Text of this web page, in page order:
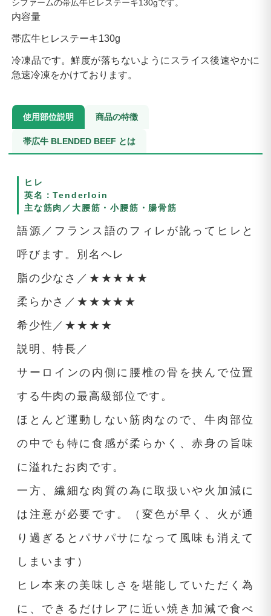
シファームの帯広牛ヒレステーキ130gです。
内容量
帯広牛ヒレステーキ130g
冷凍品です。鮮度が落ちないようにスライス後速やかに
急速冷凍をかけております。
使用部位説明 商品の特徴
帯広牛 BLENDED BEEF とは
ヒレ
英名：Tenderloin
主な筋肉／大腰筋・小腰筋・腸骨筋
語源／フランス語のフィレが訛ってヒレと
呼びます。別名ヘレ
脂の少なさ／★★★★★
柔らかさ／★★★★★
希少性／★★★★
説明、特長／
サーロインの内側に腰椎の骨を挟んで位置
する牛肉の最高級部位です。
ほとんど運動しない筋肉なので、牛肉部位
の中でも特に食感が柔らかく、赤身の旨味
に溢れたお肉です。
一方、繊細な肉質の為に取扱いや火加減に
は注意が必要です。（変色が早く、火が通
り過ぎるとパサパサになって風味も消えて
しまいます）
ヒレ本来の美味しさを堪能していただく為
に、できるだけレアに近い焼き加減で食べ